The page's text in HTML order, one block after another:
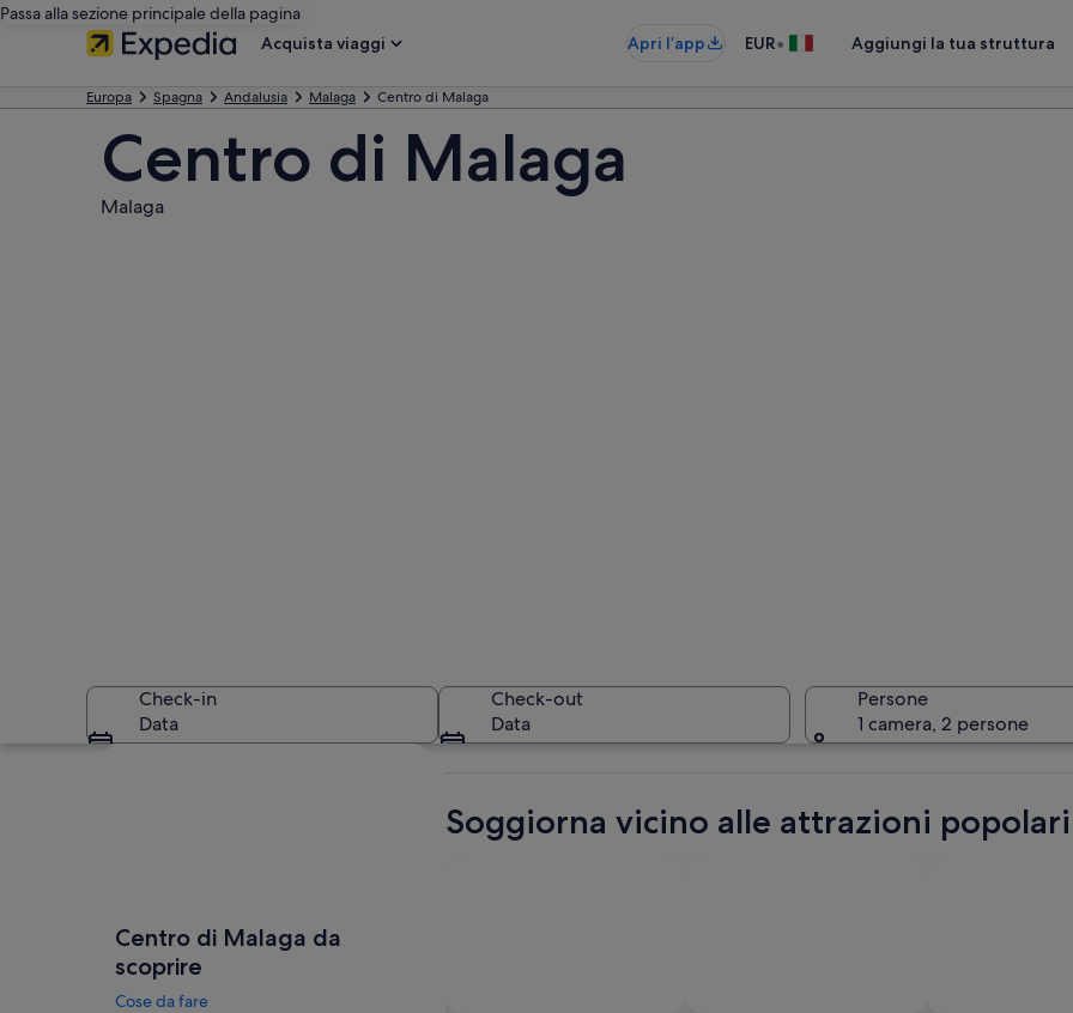
Passa alla sezione principale della pagina
Acquista viaggi
Apri l’app EUR• Aggiungi la tua struttura
Europa Spagna Andalusia Malaga Centro di Malaga
Centro di Malaga
Malaga
Check-in
Data
Check-out
Data
Persone
1 camera, 2 persone
Centro di Malaga da
scoprire
Cose da fare
Soggiorna vicino alle attrazioni